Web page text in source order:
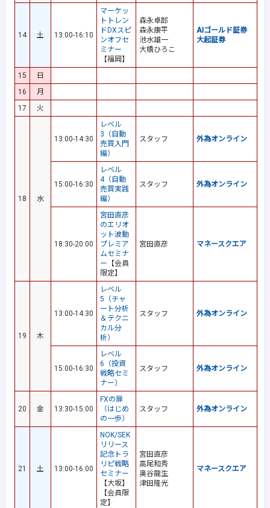
14 土 13:00-16:10
マーケッ
トトレン
ドDXスピ
ンオフセ
ミナー
【福岡】
森永卓郎
森永康平
池水雄一
大橋ひろこ
AIゴールド証券
大起証券
15
日
16
月
17
火
18 水
13:00-14:30
レベル
3（自動
売買入門
編）
スタッフ 外為オンライン
15:00-16:30
レベル
4（自動
売買実践
編）
スタッフ 外為オンライン
18:30-20:00
宮田直彦
のエリオ
ット波動
プレミア
ムセミナ
ー 【会員
限定】
宮田直彦 マネースクエア
19 木
13:00-14:30
レベル
5（チャ
ート分析
＆テクニ
カル分
析）
スタッフ 外為オンライン
15:00-16:30
レベル
6（投資
戦略セミ
ナー）
スタッフ 外為オンライン
20 金 13:30-15:00
FXの扉
（はじめ
の一歩）
スタッフ 外為オンライン
21 土 13:00-16:00
NOK/SEK
リリース
記念トラ
リピ戦略
セミナー
【大坂】
【会員限
定】
宮田直彦
高尾和秀
奥谷龍生
津田隆光
マネースクエア